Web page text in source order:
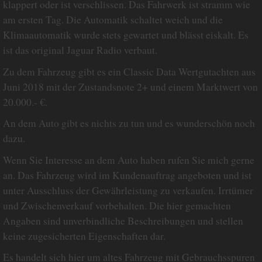
klappert oder ist verschlissen. Das Fahrwerk ist stramm wie
am ersten Tag. Die Automatik schaltet weich und die
Klimaautomatik wurde stets gewartet und blässt eiskalt. Es
ist das original Jaguar Radio verbaut.
Zu dem Fahrzeug gibt es ein Classic Data Wertgutachten aus
Juni 2018 mit der Zustandsnote 2+ und einem Marktwert von
20.000.- €.
An dem Auto gibt es nichts zu tun und es wunderschön noch
dazu.
Wenn Sie Interesse an dem Auto haben rufen Sie mich gerne
an. Das Fahrzeug wird im Kundenauftrag angeboten und ist
unter Ausschluss der Gewährleistung zu verkaufen. Irrtümer
und Zwischenverkauf vorbehalten. Die hier gemachten
Angaben sind unverbindliche Beschreibungen und stellen
keine zugesicherten Eigenschaften dar.
Es handelt sich hier um altes Fahrzeug mit Gebrauchsspuren